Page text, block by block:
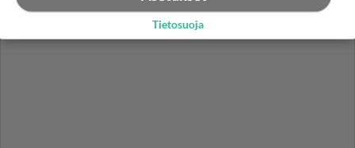
Tietosuoja